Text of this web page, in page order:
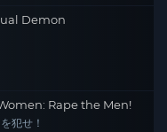
Demon
Rape the Men!
犯せ！